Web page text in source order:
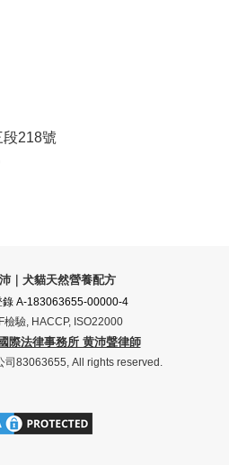
218號
｜犬貓天然營養配方
錄 A-183063655-00000-4
檢驗, HACCP, ISO22000
際法律事務所 黄沛聲律師
司83063655, All rights reserved.